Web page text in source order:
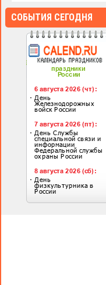
СОБЫТИЯ СЕГОДНЯ